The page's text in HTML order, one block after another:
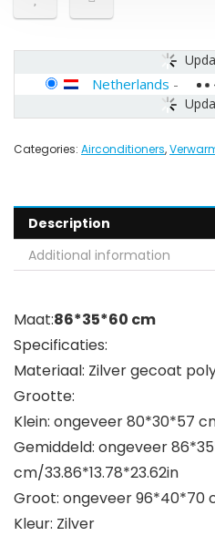
Netherlands -
Categories: Airconditioners,
Description
Additional information
Maat:86*35*60 cm
Specificaties:
Materiaal: Zilver gecoat
Grootte:
Klein: ongeveer 80*30*57
Gemiddeld: ongeveer
cm/33.86*13.78*23.62in
Groot: ongeveer 96*40*70
Kleur: Zilver